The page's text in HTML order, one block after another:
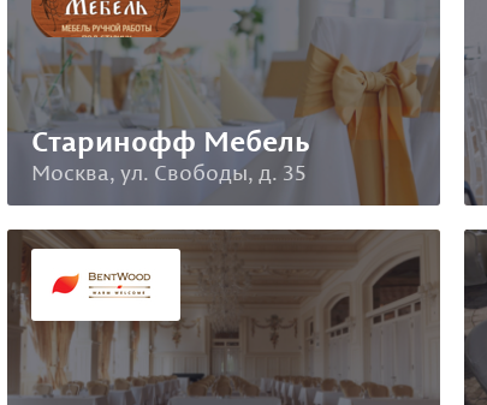
Старинофф Мебель
Москва, ул. Свободы, д. 35